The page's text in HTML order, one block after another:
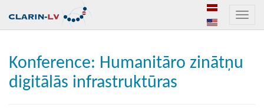
Toggle
Konference: Humanitāro zinātņu
digitālās infrastruktūras